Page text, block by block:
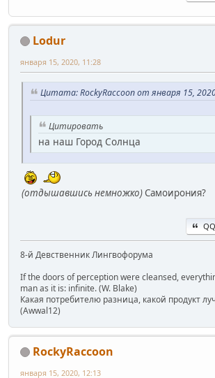
Lodur
января 15, 2020, 11:28
Цитата: RockyRaccoon от января 15,
Цитировать
на наш Город Солнца
(отдышавшись немножко)Самоирония?
QQ
8-й Девственник Лингвофорума
If the doors of perception were cleansed,
man as it is: infinite. (W. Blake)
Какая потребителю разница, какой продукт
(Awwal12)
RockyRaccoon
января 15, 2020, 12:13